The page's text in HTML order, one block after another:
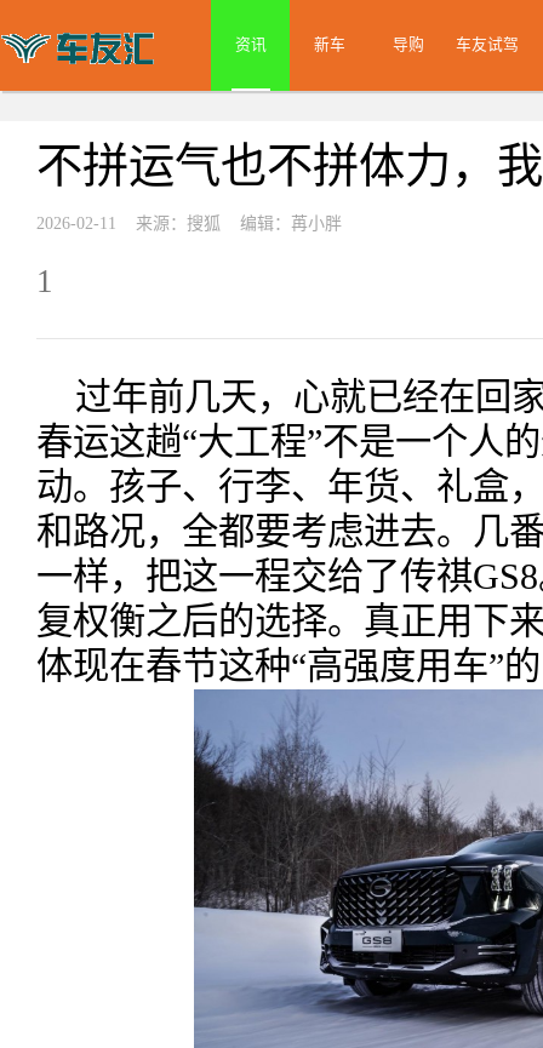
资讯 新车 导购 车友试驾
不拼运气也不拼体力，
2026-02-11 来源：搜狐 编辑：苒小胖
1
过年前几天，心就已经在
春运这趟“大工程”不是一个人
动。孩子、行李、年货、礼盒
和路况，全都要考虑进去。几
一样，把这一程交给了传祺
复权衡之后的选择。真正用下
体现在春节这种“高强度用车”